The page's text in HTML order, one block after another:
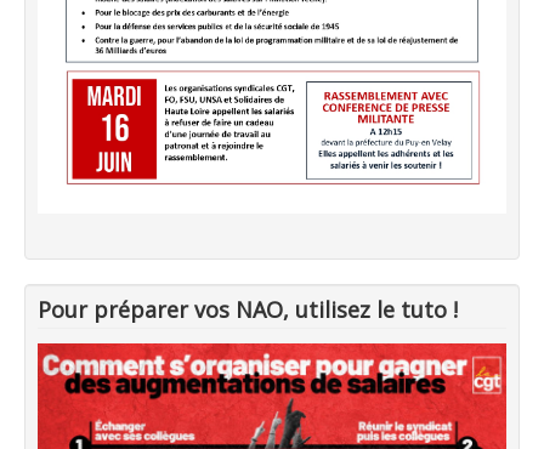
Pour préparer vos NAO, utilisez le tuto !